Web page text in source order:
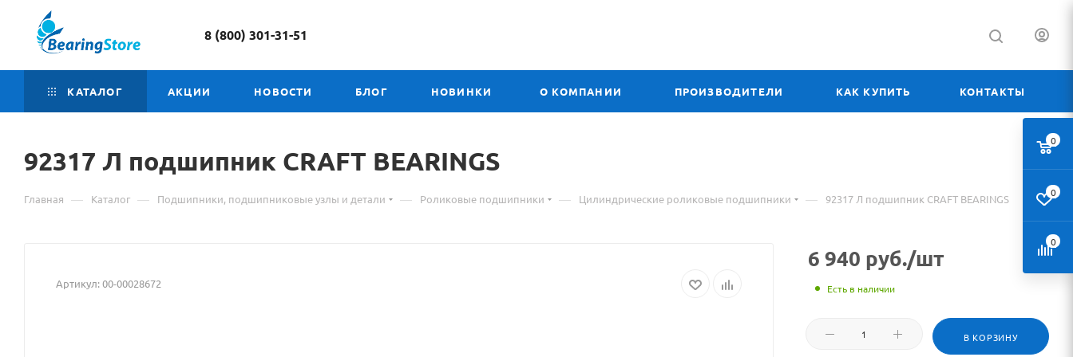
8 (800) 301-31-51
КАТАЛОГ АКЦИИ НОВОСТИ БЛОГ НОВИНКИ О КОМПАНИИ ПРОИЗВОДИТЕЛИ КАК КУПИТЬ КОНТАКТЫ
92317 Л Материал
о
Л
подшипник CRAFT BEARINGS
Главная — Каталог — Подшипники, подшипниковые узлы и детали — Роликовые подшипники — Цилиндрические роликовые подшипники — 92317 Л подшипник CRAFT BEARINGS
Артикул:00-00028672
6 940 руб./шт
Есть в наличии
В КОРЗИНУ
0
0
0